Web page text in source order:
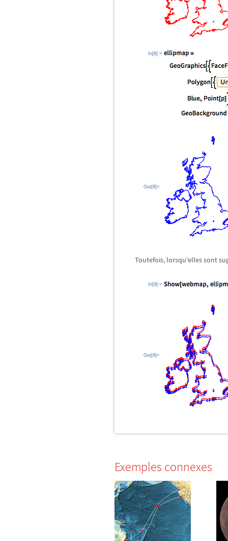
In[8]:=
Out[8]=
Toutefois, lorsqu'elles sont
In[9]:=
Out[9]=
Exemples connexes